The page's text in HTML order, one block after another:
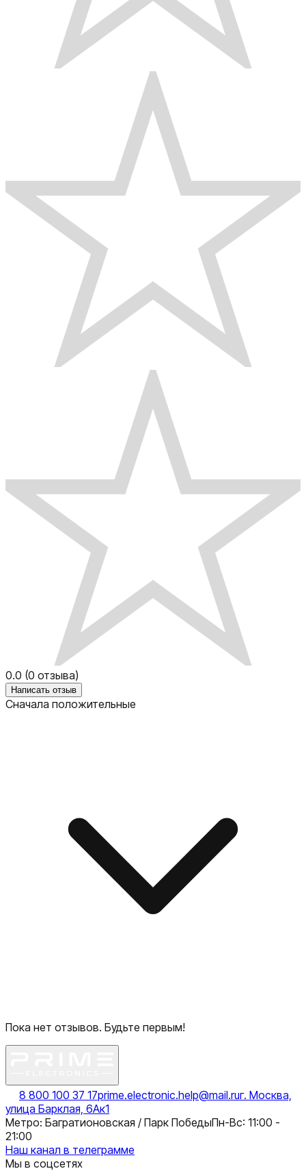
0.0 (0 отзыва)
Написать отзыв
Сначала положительные
Пока нет отзывов. Будьте первым!
8 800 100 37 17prime.electronic.help@mail.ruг. Москва,
улица Барклая, 6Ак1
Метро: Багратионовская / Парк ПобедыПн-Вс: 11:00 -
21:00
Наш канал в телеграмме
Мы в соцсетях